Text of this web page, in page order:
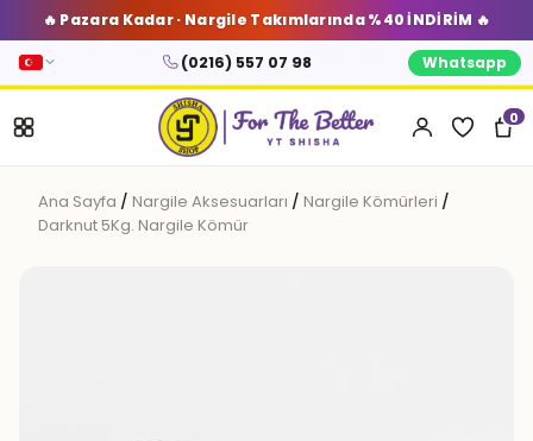
🔥 Pazara Kadar · Nargile Takımlarında %40 İNDİRİM 🔥
(0216) 557 07 98 Whatsapp
0
Ana Sayfa / Nargile Aksesuarları / Nargile Kömürleri /
Darknut 5Kg. Nargile Kömür